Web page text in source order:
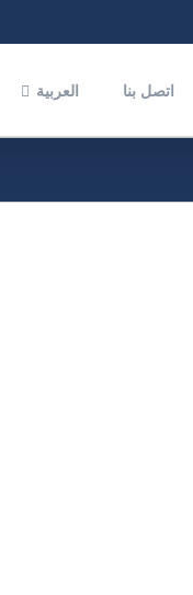
اتصل بنا العربية